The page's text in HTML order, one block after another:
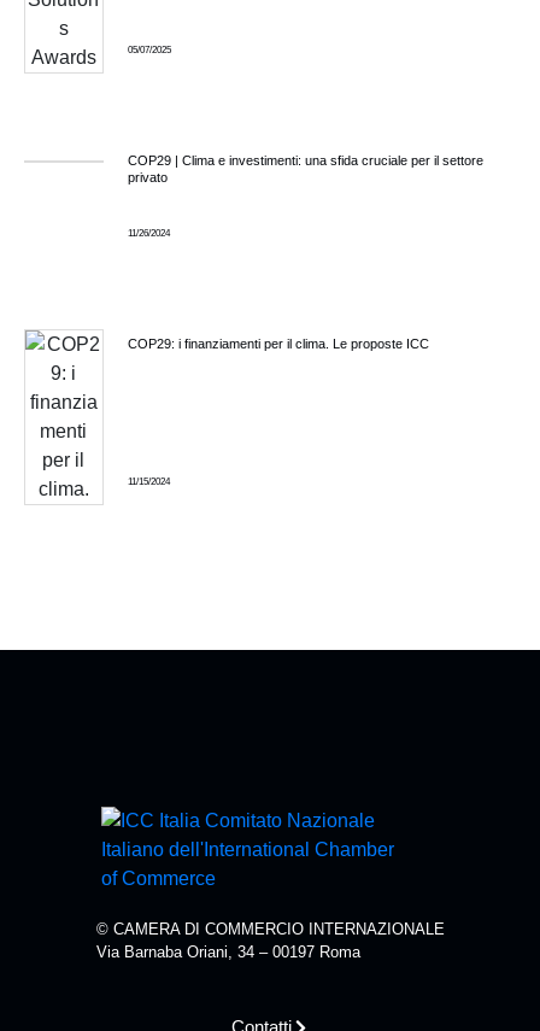
05/07/2025
COP29 | Clima e investimenti: una sfida cruciale per il settore
privato
11/26/2024
COP29: i finanziamenti per il clima. Le proposte ICC
11/15/2024
© CAMERA DI COMMERCIO INTERNAZIONALE
Via Barnaba Oriani, 34 – 00197 Roma
Contatti